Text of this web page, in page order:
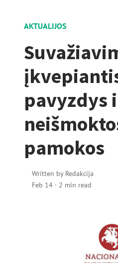
AKTUALIJOS
pavyzdys
pamokos
Written by Redakcija
Feb 14 · 2 min read